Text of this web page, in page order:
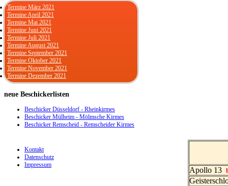
Apollo 13
Termine März 2021
Termine April 2021
Termine Mai 2021
Termine Juni 2021
Termine Juli 2021
Termine August 2021
Termine September 2021
Termine Oktober 2021
Termine November 2021
Termine Dezember 2021
neue Beschickerlisten
Beschicker Düsseldorf - Rheinkirmes
Beschicker Mülheim - Mölmsche Kirmes
Beschicker Remscheid - Remscheider Kirmes
Kontakt
Datenschutz
Impressum